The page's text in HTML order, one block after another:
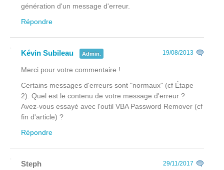
génération d'un message d'erreur.
Répondre
Kévin Subileau Admin. 19/08/2013
Merci pour votre commentaire !
Certains messages d'erreurs sont "normaux" (cf Étape
2). Quel est le contenu de votre message d'erreur ?
Avez-vous essayé avec l'outil VBA Password Remover (cf
fin d'article) ?
Répondre
Steph 29/11/2017